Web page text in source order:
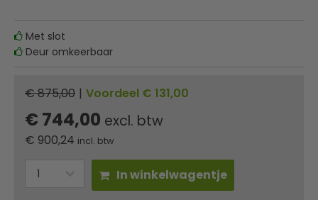
Met slot
Deur omkeerbaar
€ 875,00 | Voordeel € 131,00
€ 744,00 excl. btw
€ 900,24 incl. btw
In winkelwagentje